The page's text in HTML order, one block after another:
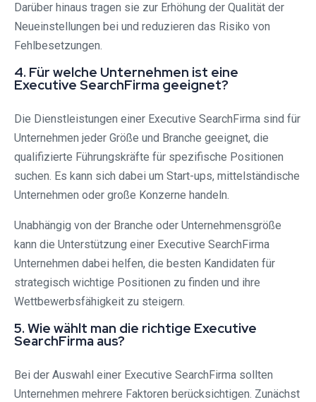
Darüber hinaus tragen sie zur Erhöhung der Qualität der
Neueinstellungen bei und reduzieren das Risiko von
Fehlbesetzungen.
4. Für welche Unternehmen ist eine
Executive SearchFirma geeignet?
Die Dienstleistungen einer Executive SearchFirma sind für
Unternehmen jeder Größe und Branche geeignet, die
qualifizierte Führungskräfte für spezifische Positionen
suchen. Es kann sich dabei um Start-ups, mittelständische
Unternehmen oder große Konzerne handeln.
Unabhängig von der Branche oder Unternehmensgröße
kann die Unterstützung einer Executive SearchFirma
Unternehmen dabei helfen, die besten Kandidaten für
strategisch wichtige Positionen zu finden und ihre
Wettbewerbsfähigkeit zu steigern.
5. Wie wählt man die richtige Executive
SearchFirma aus?
Bei der Auswahl einer Executive SearchFirma sollten
Unternehmen mehrere Faktoren berücksichtigen. Zunächst